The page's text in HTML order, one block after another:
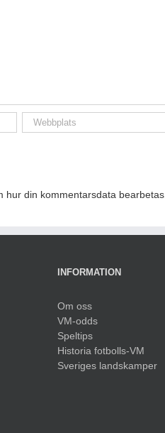
hur din kommentarsdata bearbetas
INFORMATION
Om oss
VM-odds
Speltips
Historia fotbolls-VM
Sveriges landskamper